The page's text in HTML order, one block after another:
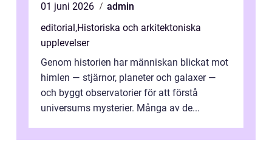
01 juni 2026
admin
editorial,Historiska och arkitektoniska
upplevelser
Genom historien har människan blickat mot
himlen — stjärnor, planeter och galaxer —
och byggt observatorier för att förstå
universums mysterier. Många av de...